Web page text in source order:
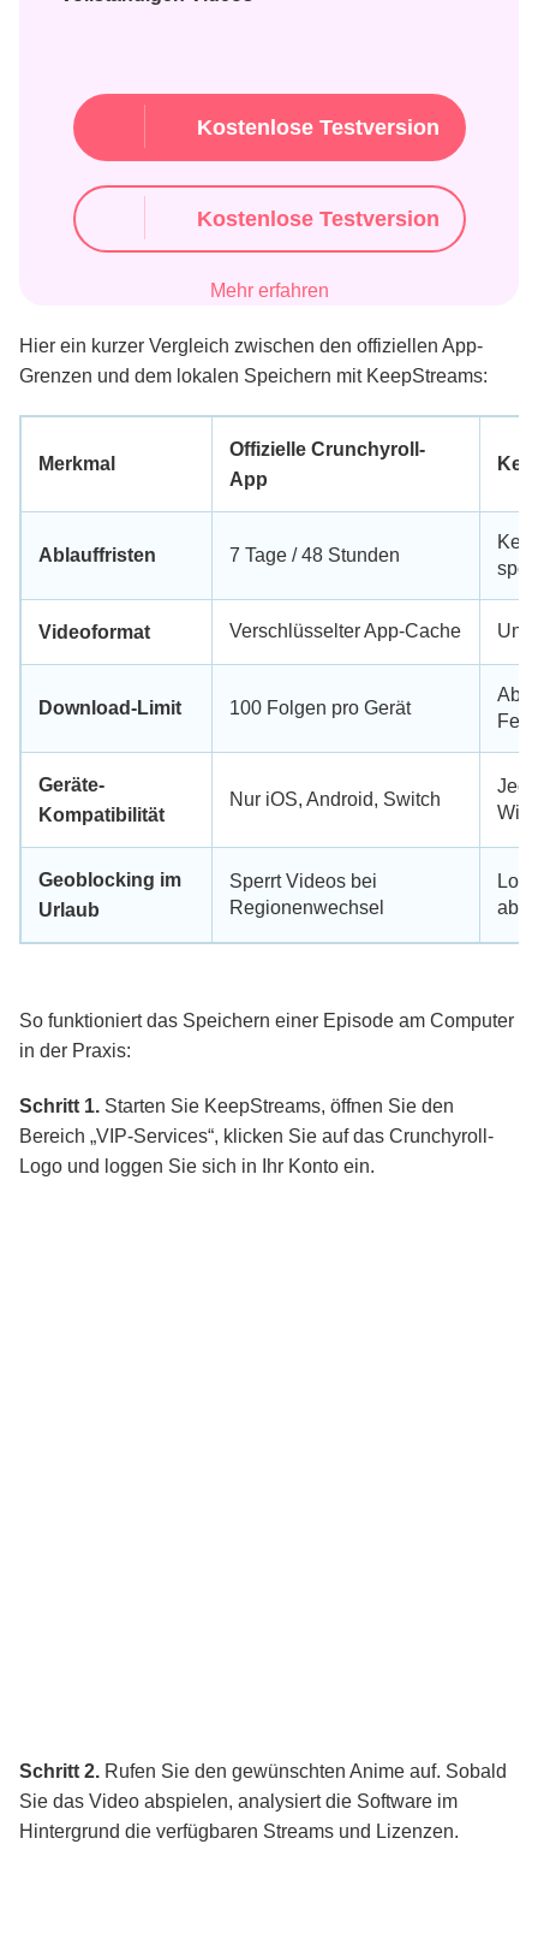
Kostenlose Testversion
Kostenlose Testversion
Mehr erfahren
Hier ein kurzer Vergleich zwischen den offiziellen App-
Grenzen und dem lokalen Speichern mit KeepStreams:
Merkmal
Offizielle Crunchyroll-
App
Ablauffristen 7 Tage / 48 Stunden
Videoformat Verschlüsselter App-Cache
Download-Limit 100 Folgen pro Gerät
Geräte-
Kompatibilität
Nur iOS, Android, Switch
Geoblocking im
Urlaub
Sperrt Videos bei
Regionenwechsel
So funktioniert das Speichern einer Episode am Computer
in der Praxis:
Schritt 1. Starten Sie KeepStreams, öffnen Sie den
Bereich „VIP-Services“, klicken Sie auf das Crunchyroll-
Logo und loggen Sie sich in Ihr Konto ein.
Schritt 2. Rufen Sie den gewünschten Anime auf. Sobald
Sie das Video abspielen, analysiert die Software im
Hintergrund die verfügbaren Streams und Lizenzen.